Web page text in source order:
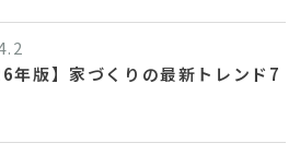
年版】家づくりの最新トレンド7